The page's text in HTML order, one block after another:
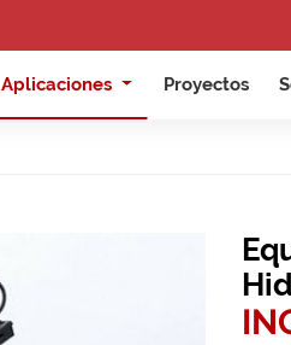
Aplicaciones Proyectos